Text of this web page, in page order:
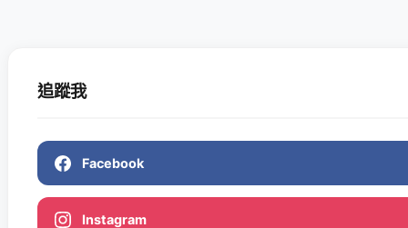
追蹤我
Facebook
Instagram